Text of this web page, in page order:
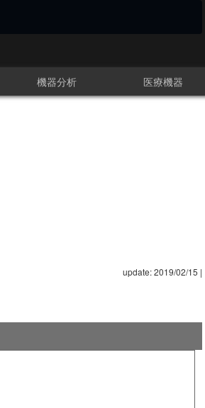
機器分析 医療機器
update: 2019/02/15 |